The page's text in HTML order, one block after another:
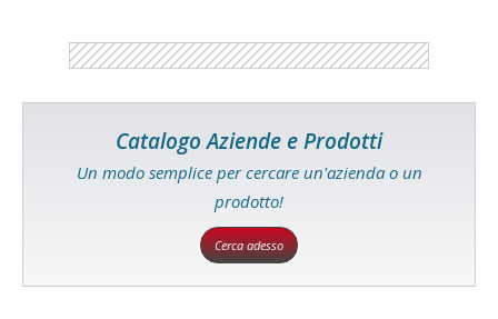
Catalogo Aziende e Prodotti
Un modo semplice per cercare un'azienda o un
prodotto!
Cerca adesso